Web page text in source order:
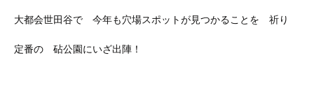
大都会世田谷で 今年も穴場スポットが見つかることを 祈り
定番の 砧公園にいざ出陣！